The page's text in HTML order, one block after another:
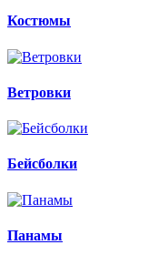
Костюмы
Ветровки
Бейсболки
Панамы